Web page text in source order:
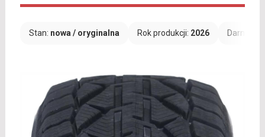
Stan: nowa / oryginalna Rok produkcji: 2026